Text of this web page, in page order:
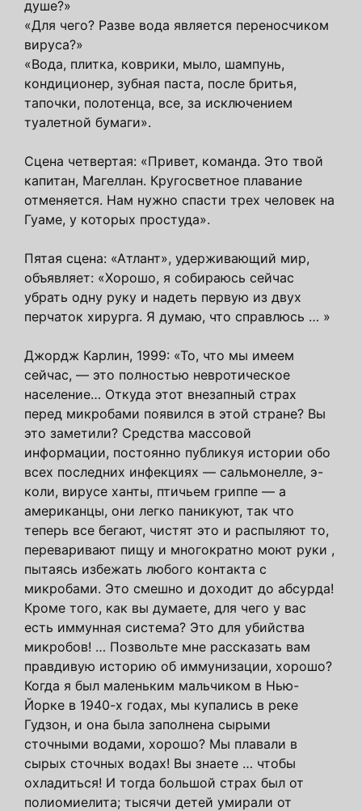
душе?»
«Для чего? Разве вода является переносчиком
вируса?»
«Вода, плитка, коврики, мыло, шампунь,
кондиционер, зубная паста, после бритья,
тапочки, полотенца, все, за исключением
туалетной бумаги».
Сцена четвертая: «Привет, команда. Это твой
капитан, Магеллан. Кругосветное плавание
отменяется. Нам нужно спасти трех человек на
Гуаме, у которых простуда».
Пятая сцена: «Атлант», удерживающий мир,
объявляет: «Хорошо, я собираюсь сейчас
убрать одну руку и надеть первую из двух
перчаток хирурга. Я думаю, что справлюсь … »
Джордж Карлин, 1999: «То, что мы имеем
сейчас, — это полностью невротическое
население… Откуда этот внезапный страх
перед микробами появился в этой стране? Вы
это заметили? Средства массовой
информации, постоянно публикуя истории обо
всех последних инфекциях — сальмонелле, э-
коли, вирусе ханты, птичьем гриппе — а
американцы, они легко паникуют, так что
теперь все бегают, чистят это и распыляют то,
переваривают пищу и многократно моют руки ,
пытаясь избежать любого контакта с
микробами. Это смешно и доходит до абсурда!
Кроме того, как вы думаете, для чего у вас
есть иммунная система? Это для убийства
микробов! … Позвольте мне рассказать вам
правдивую историю об иммунизации, хорошо?
Когда я был маленьким мальчиком в Нью-
Йорке в 1940-х годах, мы купались в реке
Гудзон, и она была заполнена сырыми
сточными водами, хорошо? Мы плавали в
сырых сточных водах! Вы знаете … чтобы
охладиться! И тогда большой страх был от
полиомиелита; тысячи детей умирали от